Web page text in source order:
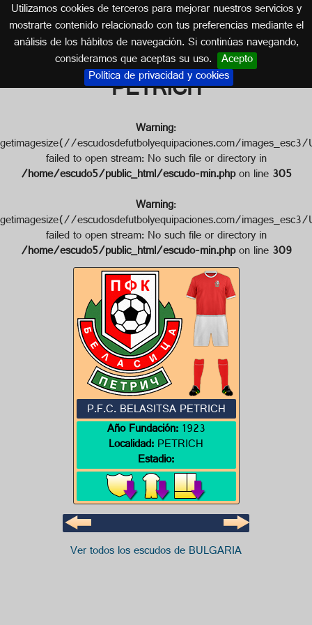
Utilizamos cookies de terceros para mejorar nuestros servicios y
mostrarte contenido relacionado con tus preferencias mediante el
análisis de los hábitos de navegación. Si continúas navegando,
consideramos que aceptas su uso. Acepto
Política de privacidad y cookies
Escudo de P.F.C. BELASITSA
PETRICH
BULGARIA
Warning:
getimagesize(//escudosdefutbolyequipaciones.com/
failed to open stream: No such file or directory in
/home/escudo5/public_html/escudo-min.phpon line305
Warning:
getimagesize(//escudosdefutbolyequipaciones.com/
failed to open stream: No such file or directory in
/home/escudo5/public_html/escudo-min.phpon line309
P.F.C. BELASITSA PETRICH
Año Fundación:1923
Localidad:PETRICH
Estadio:
Ver todos los escudos de BULGARIA